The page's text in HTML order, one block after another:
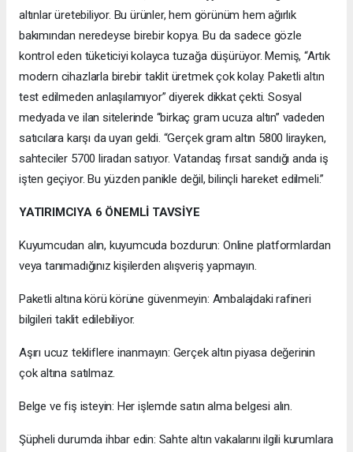
altınlar üretebiliyor. Bu ürünler, hem görünüm hem ağırlık
bakımından neredeyse birebir kopya. Bu da sadece gözle
kontrol eden tüketiciyi kolayca tuzağa düşürüyor. Memiş, “Artık
modern cihazlarla birebir taklit üretmek çok kolay. Paketli altın
test edilmeden anlaşılamıyor” diyerek dikkat çekti. Sosyal
medyada ve ilan sitelerinde “birkaç gram ucuza altın” vadeden
satıcılara karşı da uyarı geldi. “Gerçek gram altın 5800 lirayken,
sahteciler 5700 liradan satıyor. Vatandaş fırsat sandığı anda iş
işten geçiyor. Bu yüzden panikle değil, bilinçli hareket edilmeli.”
YATIRIMCIYA 6 ÖNEMLİ TAVSİYE
Kuyumcudan alın, kuyumcuda bozdurun: Online platformlardan
veya tanımadığınız kişilerden alışveriş yapmayın.
Paketli altına körü körüne güvenmeyin: Ambalajdaki rafineri
bilgileri taklit edilebiliyor.
Aşırı ucuz tekliflere inanmayın: Gerçek altın piyasa değerinin
çok altına satılmaz.
Belge ve fiş isteyin: Her işlemde satın alma belgesi alın.
Şüpheli durumda ihbar edin: Sahte altın vakalarını ilgili kurumlara